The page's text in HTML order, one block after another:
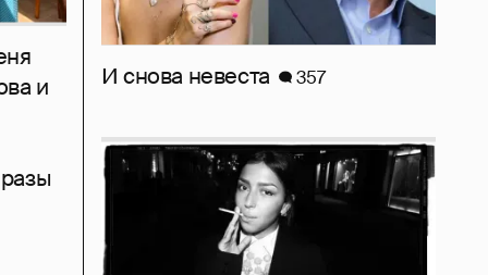
И снова невеста 357
и